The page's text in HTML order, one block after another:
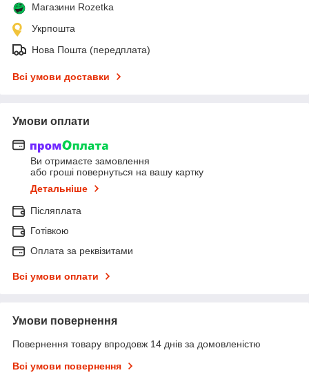
Магазини Rozetka
Укрпошта
Нова Пошта (передплата)
Всі умови доставки
Умови оплати
Ви отримаєте замовлення
або гроші повернуться на вашу картку
Детальніше
Післяплата
Готівкою
Оплата за реквізитами
Всі умови оплати
Умови повернення
Повернення товару впродовж 14 днів за домовленістю
Всі умови повернення